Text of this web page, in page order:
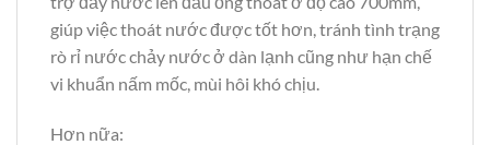
giúp việc thoát nước được tốt hơn, tránh tình trạng
rò rỉ nước chảy nước ở dàn lạnh cũng như hạn chế
vi khuẩn nấm mốc, mùi hôi khó chịu.
Hơn nữa: